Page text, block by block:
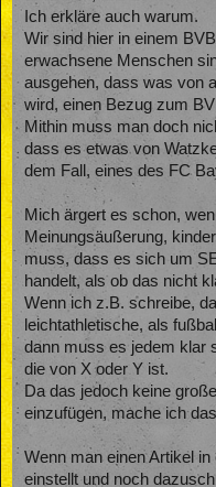
Ich erkläre auch warum.
Wir sind hier in einem
erwachsene Menschen
ausgehen, dass was von
wird, einen Bezug zum
Mithin muss man doch
dass es etwas von
dem Fall, eines des FC
Mich ärgert es schon,
Meinungsäußerung,
muss, dass es sich um
handelt, als ob das nicht
Wenn ich z.B. schreibe,
leichtathletische, als
dann muss es jedem klar
die von X oder Y ist.
Da das jedoch keine
einzufügen, mache ich
Wenn man einen Artikel
einstellt und noch